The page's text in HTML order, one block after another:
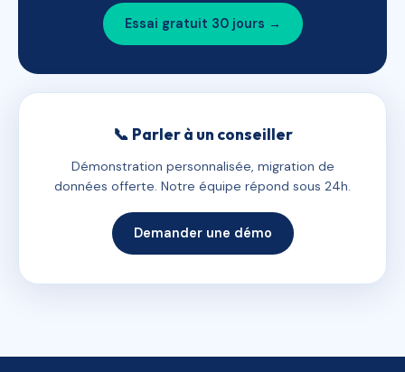
Essai gratuit 30 jours →
📞 Parler à un conseiller
Démonstration personnalisée, migration de
données offerte. Notre équipe répond sous 24h.
Demander une démo